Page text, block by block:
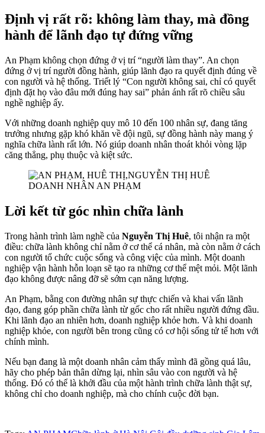
Định vị rất rõ: không làm thay, mà đồng
hành để lãnh đạo tự đứng vững
An Phạm không chọn đứng ở vị trí “người làm thay”. An chọn
đứng ở vị trí người đồng hành, giúp lãnh đạo ra quyết định đúng về
con người và hệ thống. Triết lý “Con người không sai, chỉ có quyết
định đặt họ vào đâu mới đúng hay sai” phản ánh rất rõ chiều sâu
nghề nghiệp ấy.
Với những doanh nghiệp quy mô 10 đến 100 nhân sự, đang tăng
trưởng nhưng gặp khó khăn về đội ngũ, sự đồng hành này mang ý
nghĩa chữa lành rất lớn. Nó giúp doanh nhân thoát khỏi vòng lặp
căng thẳng, phụ thuộc và kiệt sức.
DOANH NHÂN AN PHẠM
Lời kết từ góc nhìn chữa lành
Trong hành trình làm nghề của Nguyễn Thị Huê, tôi nhận ra một
điều: chữa lành không chỉ nằm ở cơ thể cá nhân, mà còn nằm ở cách
con người tổ chức cuộc sống và công việc của mình. Một doanh
nghiệp vận hành hỗn loạn sẽ tạo ra những cơ thể mệt mỏi. Một lãnh
đạo không được nâng đỡ sẽ sớm cạn năng lượng.
An Phạm, bằng con đường nhân sự thực chiến và khai vấn lãnh
đạo, đang góp phần chữa lành từ gốc cho rất nhiều người đứng đầu.
Khi lãnh đạo an nhiên hơn, doanh nghiệp khỏe hơn. Và khi doanh
nghiệp khỏe, con người bên trong cũng có cơ hội sống tử tế hơn với
chính mình.
Nếu bạn đang là một doanh nhân cảm thấy mình đã gồng quá lâu,
hãy cho phép bản thân dừng lại, nhìn sâu vào con người và hệ
thống. Đó có thể là khởi đầu của một hành trình chữa lành thật sự,
không chỉ cho doanh nghiệp, mà cho chính cuộc đời bạn.